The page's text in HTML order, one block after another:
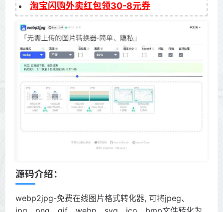
淘宝闪购外卖红包领30-8元券
源码介绍：
webp2jpg-免费在线图片格式转化器, 可将jpeg、